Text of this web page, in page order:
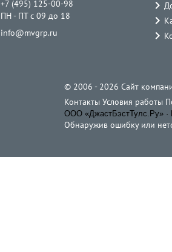
+7 (495) 125-00-98
ПН - ПТ с 09 до 18
info@mvgrp.ru
© 2006 - 2026 Cайт
Контакты Условия работы
ООО «ДжастБэстТулс.Ру» ·
Обнаружив ошибку или